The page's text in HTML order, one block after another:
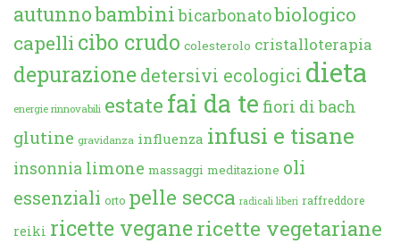
autunnobambini bicarbonatobiologico
capelli cibo crudo colesterolo cristalloterapia
depurazione detersivi ecologici dieta
energie rinnovabili estate fai da te fiori di bach
glutine gravidanza influenza infusi e tisane
insonnia limone massaggi meditazione oli
essenziali orto pelle secca radicali liberi raffreddore
reiki ricette veganericette vegetariane